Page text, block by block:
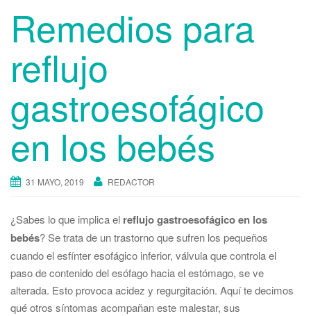
Remedios para
reflujo
gastroesofágico
en los bebés
31 MAYO, 2019 REDACTOR
¿Sabes lo que implica el reflujo gastroesofágico en los
bebés? Se trata de un trastorno que sufren los pequeños
cuando el esfínter esofágico inferior, válvula que controla el
paso de contenido del esófago hacia el estómago, se ve
alterada. Esto provoca acidez y regurgitación. Aquí te decimos
qué otros síntomas acompañan este malestar, sus